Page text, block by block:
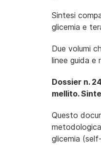
Sintesi
glicemia e
Due volumi
linee guida e
Dossier n.
mellito.
Questo
glicemia